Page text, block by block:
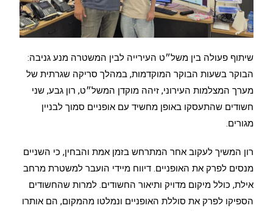
שיתוף פעולה בין משל״ט העירייה לבין המשטרה מנע גניבה:
הבוקר בשעות הבוקר המוקדמות, במהלך סריקה שגרתית של
מערך המצלמות העירוני, זיהה מוקדן המשל״ט, רון גבע, שני
חשודים שהתעסקו באופן מחשיד עם אופניים סמוך לבניין
מגורים.
רון המשיך לעקוב אחר המתרחש בזמן אמת והבחין, כי השניים
מנסים לפרק את האופניים. דיווח מיידי הועבר למשטרת מרחב
אילת, כולל מיקום מדויק ותיאור החשודים. למרות שהחשודים
הספיקו לפרק את סוללת האופניים ונמלטו מהמקום, הם אותרו